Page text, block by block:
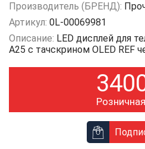
Производитель (БРЕНД):
Артикул: 0L-00069981
Описание: LED дисплей для
A25 с тачскрином OLED REF